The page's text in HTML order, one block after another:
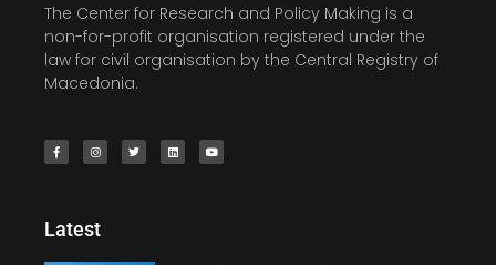
The Center for Research and Policy Making is a
non-for-profit organisation registered under the
law for civil organisation by the Central Registry of
Macedonia.
Latest